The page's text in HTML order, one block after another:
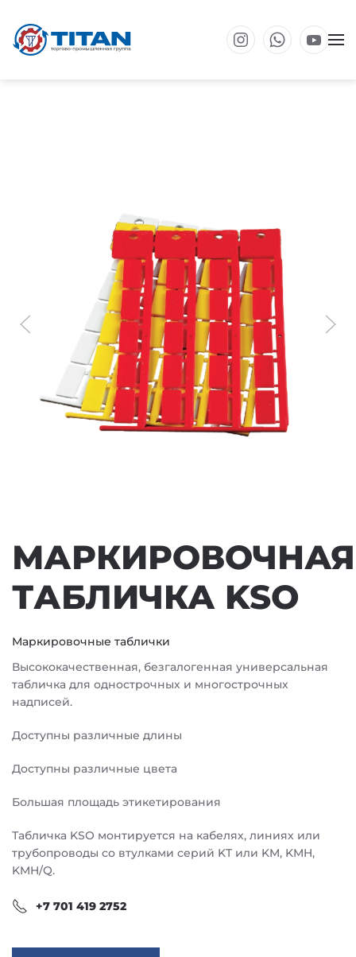
Перейти к основному содержанию
МАРКИРОВОЧНАЯ
ТАБЛИЧКА KSO
Маркировочные таблички
Высококачественная, безгалогенная универсальная
табличка для однострочных и многострочных
надписей.
Доступны различные длины
Доступны различные цвета
Большая площадь этикетирования
Табличка KSO монтируется на кабелях, линиях или
трубопроводы со втулками серий KT или KM, KMH,
KMH/Q.
+7 701 419 2752